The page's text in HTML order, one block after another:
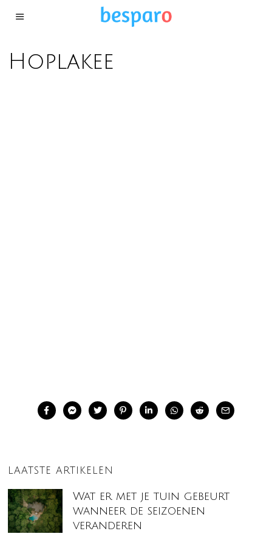
Hoplakee
LAATSTE ARTIKELEN
Wat er met je tuin gebeurt
wanneer de seizoenen
veranderen